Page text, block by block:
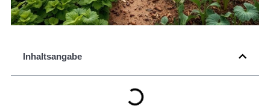
Inhaltsangabe